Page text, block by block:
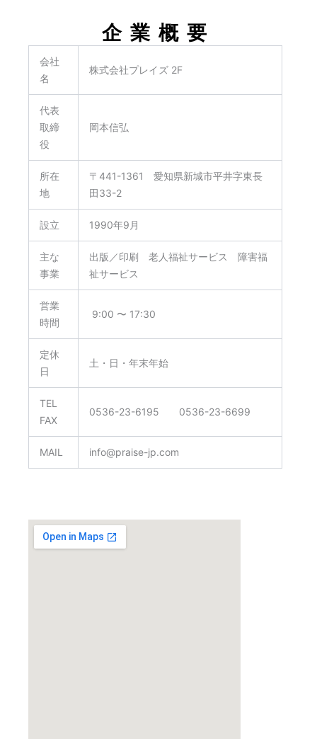
企業概要
会社
名
株式会社プレイズ 2F
代表
取締
役
岡本信弘
所在
地
〒441-1361 愛知県新城市平井字東長
田33-2
設立 1990年9月
主な
事業
出版／印刷 老人福祉サービス 障害福
祉サービス
営業
時間
9:00 〜 17:30
定休
日
土・日・年末年始
TEL
FAX
0536-23-6195 0536-23-6699
MAIL info@praise-jp.com